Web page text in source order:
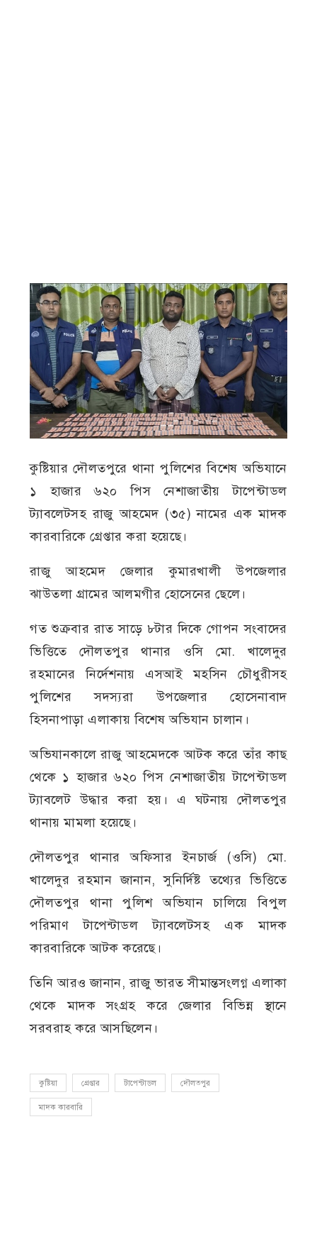
কুষ্টিয়ার দৌলতপুরে থানা পুলিশের বিশেষ অভিযানে
১ হাজার ৬২০ পিস নেশাজাতীয় টাপেন্টাডল
ট্যাবলেটসহ রাজু আহমেদ (৩৫) নামের এক মাদক
কারবারিকে গ্রেপ্তার করা হয়েছে।
রাজু আহমেদ জেলার কুমারখালী উপজেলার
ঝাউতলা গ্রামের আলমগীর হোসেনের ছেলে।
গত শুক্রবার রাত সাড়ে ৮টার দিকে গোপন সংবাদের
ভিত্তিতে দৌলতপুর থানার ওসি মো. খালেদুর
রহমানের নির্দেশনায় এসআই মহসিন চৌধুরীসহ
পুলিশের সদস্যরা উপজেলার হোসেনাবাদ
হিসনাপাড়া এলাকায় বিশেষ অভিযান চালান।
অভিযানকালে রাজু আহমেদকে আটক করে তাঁর কাছ
থেকে ১ হাজার ৬২০ পিস নেশাজাতীয় টাপেন্টাডল
ট্যাবলেট উদ্ধার করা হয়। এ ঘটনায় দৌলতপুর
থানায় মামলা হয়েছে।
দৌলতপুর থানার অফিসার ইনচার্জ (ওসি) মো.
খালেদুর রহমান জানান, সুনির্দিষ্ট তথ্যের ভিত্তিতে
দৌলতপুর থানা পুলিশ অভিযান চালিয়ে বিপুল
পরিমাণ টাপেন্টাডল ট্যাবলেটসহ এক মাদক
কারবারিকে আটক করেছে।
তিনি আরও জানান, রাজু ভারত সীমান্তসংলগ্ন এলাকা
থেকে মাদক সংগ্রহ করে জেলার বিভিন্ন স্থানে
সরবরাহ করে আসছিলেন।
কুষ্টিয়া গ্রেপ্তার টাপেন্টাডল দৌলতপুর
মাদক কারবারি